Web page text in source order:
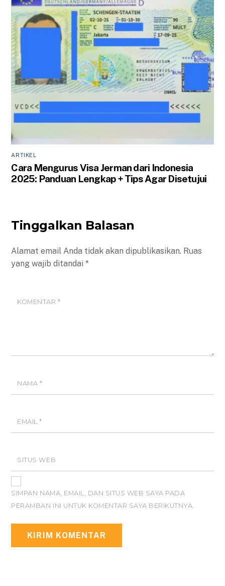
ARTIKEL
Cara Mengurus Visa Jerman dari Indonesia
2025: Panduan Lengkap + Tips Agar Disetujui
Tinggalkan Balasan
Alamat email Anda tidak akan dipublikasikan. Ruas
yang wajib ditandai*
KOMENTAR*
NAMA *
EMAIL*
SITUS WEB
SIMPAN NAMA, EMAIL, DAN SITUS WEB SAYA PADA
PERAMBAN INI UNTUK KOMENTAR SAYA BERIKUTNYA.